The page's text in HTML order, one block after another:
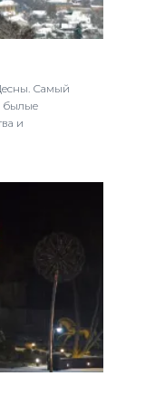
Самый
былые
и